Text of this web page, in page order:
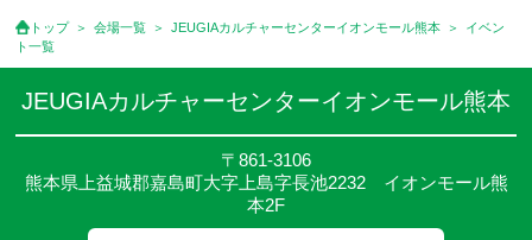
トップ 会場一覧 JEUGIAカルチャーセンターイオンモール熊本
イベン
ト一覧
JEUGIAカルチャーセンターイオンモール熊本
〒861-3106
熊本県上益城郡嘉島町大字上島字長池2232 イオンモール熊
本2F